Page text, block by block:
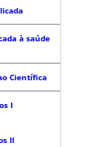
à saúde
Científica
I
II